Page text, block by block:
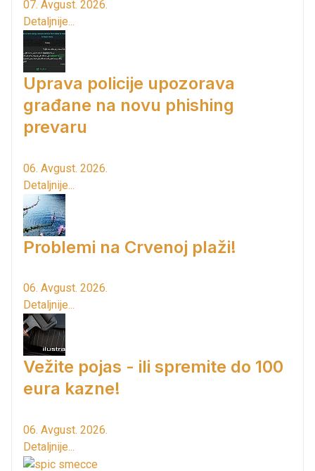
07. Avgust. 2026.
Detaljnije...
Uprava policije upozorava
građane na novu phishing
prevaru
06. Avgust. 2026.
Detaljnije...
Problemi na Crvenoj plaži!
06. Avgust. 2026.
Detaljnije...
Vežite pojas - ili spremite do 100
eura kazne!
06. Avgust. 2026.
Detaljnije...